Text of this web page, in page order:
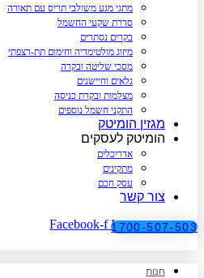
מתגי מגע משולבי תריס עם תאורה
סדרת שקעי החשמל
בקרים נסתרים
מיזוג מולטימדיה וחימום תת-רצפתי
מסכי שליטה ובקרה
גלאים וחיישנים
מצלמות ובקרת כניסה
התקני חשמל נוספים
מגזין הומיטק
הומיטק לעסקים
אדריכלים
מתקינים
עסק חכם
צור קשר
Facebook-f Instagram
1700-507-503
חנות